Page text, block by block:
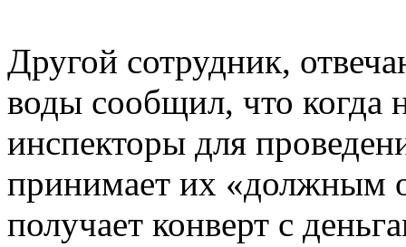
Другой сотрудник,
воды сообщил, что когда
инспекторы для
принимает их «должным
получает конверт с